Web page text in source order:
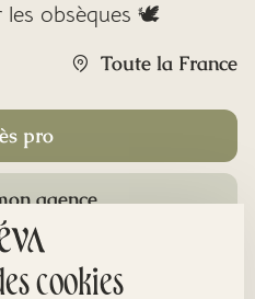
les obsèques 🕊️
Toute la France
pro
agence
cookies